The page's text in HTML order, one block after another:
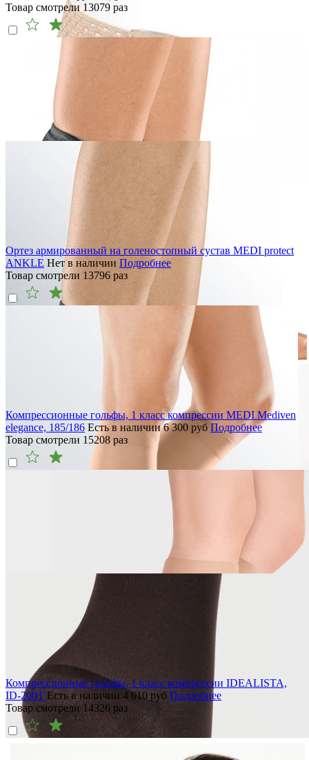
Товар смотрели 13079 раз
Ортез армированный на голеностопный сустав MEDI protect
ANKLE Нет в наличии Подробнее
Товар смотрели 13796 раз
Компрессионные гольфы, 1 класс компрессии MEDI Mediven
elegance, 185/186 Есть в наличии 6 300 руб Подробнее
Товар смотрели 15208 раз
Компрессионные гольфы, 1 класс компрессии IDEALISTA,
ID-200TЕсть в наличии 4 610руб Подробнее
Товар смотрели14326 раз